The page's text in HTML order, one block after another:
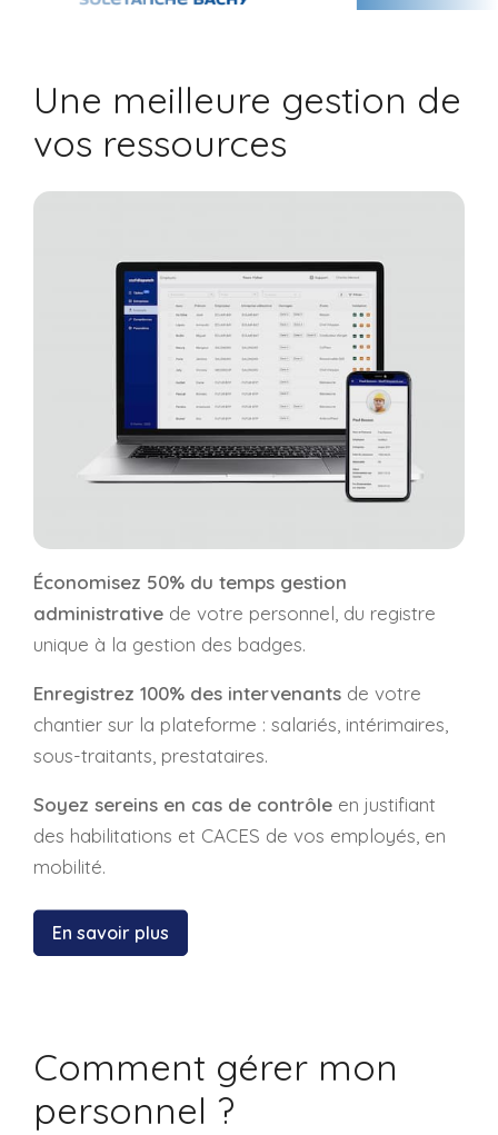
Une meilleure gestion de
vos ressources
Économisez 50% du temps gestion
administrative de votre personnel, du registre
unique à la gestion des badges.
Enregistrez 100% des intervenants de votre
chantier sur la plateforme : salariés, intérimaires,
sous-traitants, prestataires.
Soyez sereins en cas de contrôle en justifiant
des habilitations et CACES de vos employés, en
mobilité.
En savoir plus
Comment gérer mon
personnel ?